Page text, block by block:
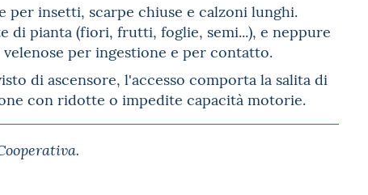
per insetti, scarpe chiuse e calzoni lunghi.
di pianta (fiori, frutti, foglie, semi...), e neppure
per ingestione e per contatto.
di ascensore, l'accesso comporta la salita di
con ridotte o impedite capacità motorie.